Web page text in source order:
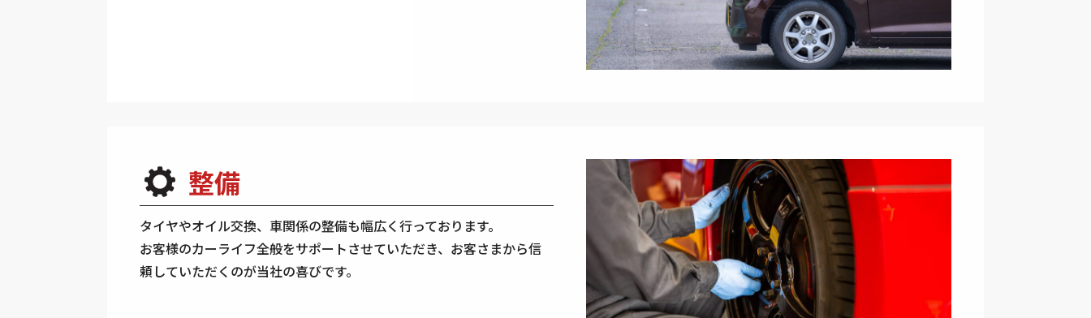
整備
タイヤやオイル交換、車関係の整備も幅広く行っております。
お客様のカーライフ全般をサポートさせていただき、お客さまから信
頼していただくのが当社の喜びです。